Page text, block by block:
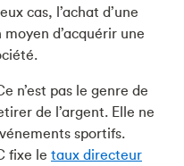
cas, l’achat d’une
d’acquérir une
n’est pas le genre de
de l’argent. Elle ne
sportifs.
fixe le taux directeur